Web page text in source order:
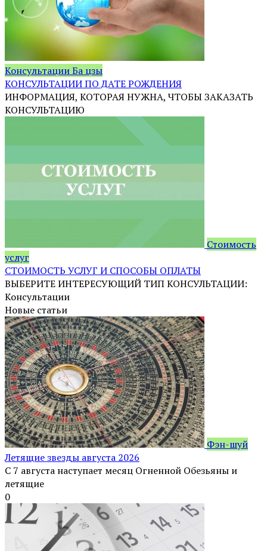
Консультации Ба цзы
КОНСУЛЬТАЦИИ ПО ДАТЕ РОЖДЕНИЯ
ИНФОРМАЦИЯ, КОТОРАЯ НУЖНА, ЧТОБЫ ЗАКАЗАТЬ
КОНСУЛЬТАЦИЮ
Стоимость
услуг
СТОИМОСТЬ УСЛУГ И СПОСОБЫ ОПЛАТЫ
ВЫБЕРИТЕ ИНТЕРЕСУЮЩИЙ ТИП КОНСУЛЬТАЦИИ:
Консультации
Новые статьи
Фэн-шуй
Летящие звезды августа 2026
С 7 августа наступает месяц Огненной Обезьяны и
летящие
0